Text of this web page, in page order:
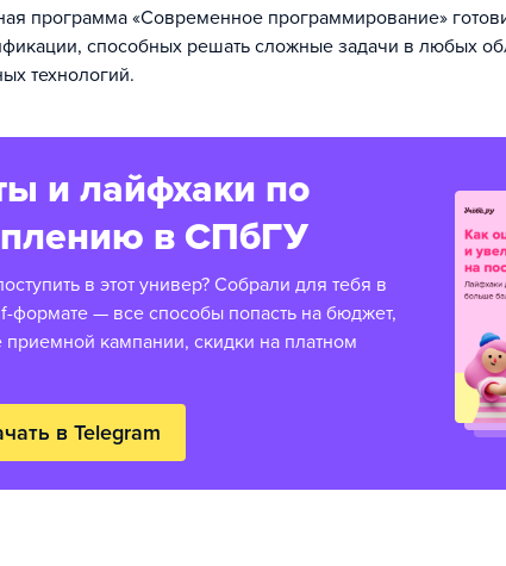
программа «Современное программирование»
способных решать сложные задачи в любых
технологий.
и лайфхаки по
в СПбГУ
в этот универ? Собрали для тебя в
формате — все способы попасть на бюджет,
приемной кампании, скидки на платном
в Telegram